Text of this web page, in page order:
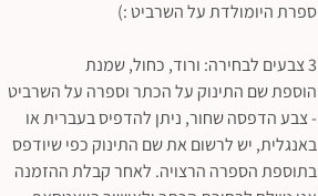
ספרת היומולדת על השרביט :)
3 צבעים לבחירה: ורוד, כחול, שמנת
הוספת שם התינוק על הכתר וספרה על השרביט
- צבע הדפסה שחור, ניתן להדפיס בעברית או
באנגלית, יש לרשום את שם התינוק כפי שיודפס
בתוספת הספרה הרצויה. לאחר קבלת ההזמנה